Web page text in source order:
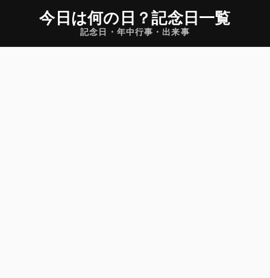
今日は何の日 ？記念日一覧
記念日・年中行事・出来事